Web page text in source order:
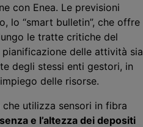
con Enea. Le previsioni
lo “smart bulletin”, che offre
le tratte critiche del
delle attività sia
degli stessi enti gestori, in
delle risorse.
utilizza sensori in fibra
e l’altezza dei depositi